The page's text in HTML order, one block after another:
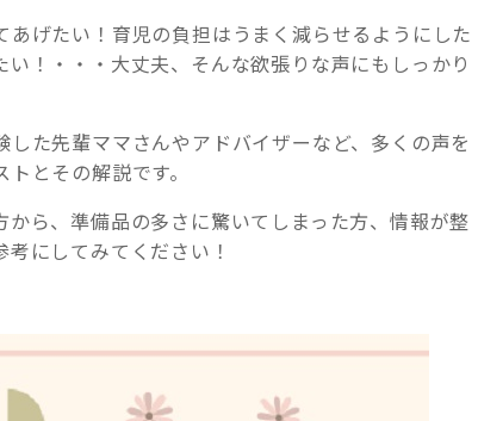
げたい！育児の負担はうまく減らせるようにした
！・・・大丈夫、そんな欲張りな声にもしっかり
た先輩ママさんやアドバイザーなど、多くの声を
とその解説です。
ら、準備品の多さに驚いてしまった方、情報が整
にしてみてください！